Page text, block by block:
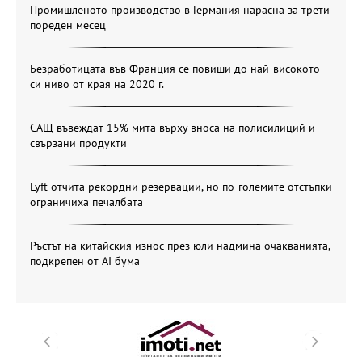
Промишленото производство в Германия нарасна за трети
пореден месец
Безработицата във Франция се повиши до най-високото
си ниво от края на 2020 г.
САЩ въвеждат 15% мита върху вноса на полисилиций и
свързани продукти
Lyft отчита рекордни резервации, но по-големите отстъпки
ограничиха печалбата
Ръстът на китайския износ през юли надмина очакванията,
подкрепен от AI бума